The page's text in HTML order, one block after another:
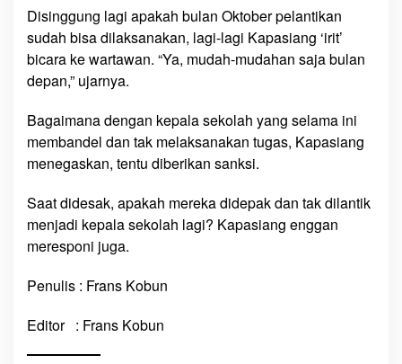
n
Disinggung lagi apakah bulan Oktober pelantikan
sudah bisa dilaksanakan, lagi-lagi Kapasiang ‘irit’
bicara ke wartawan. “Ya, mudah-mudahan saja bulan
depan,” ujarnya.
Bagaimana dengan kepala sekolah yang selama ini
membandel dan tak melaksanakan tugas, Kapasiang
menegaskan, tentu diberikan sanksi.
Saat didesak, apakah mereka didepak dan tak dilantik
menjadi kepala sekolah lagi? Kapasiang enggan
meresponi juga.
Penulis : Frans Kobun
Editor : Frans Kobun